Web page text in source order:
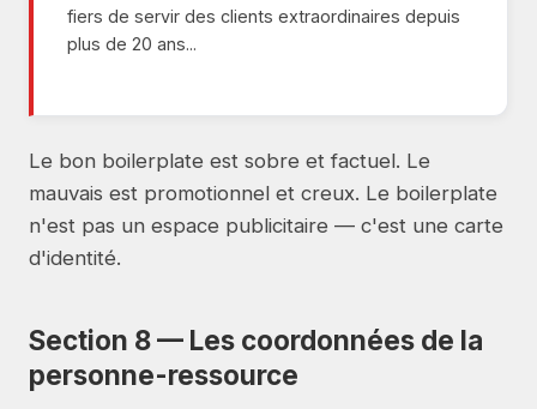
fiers de servir des clients extraordinaires depuis
plus de 20 ans...
Le bon boilerplate est sobre et factuel. Le
mauvais est promotionnel et creux. Le boilerplate
n'est pas un espace publicitaire — c'est une carte
d'identité.
Section 8 — Les coordonnées de la
personne-ressource